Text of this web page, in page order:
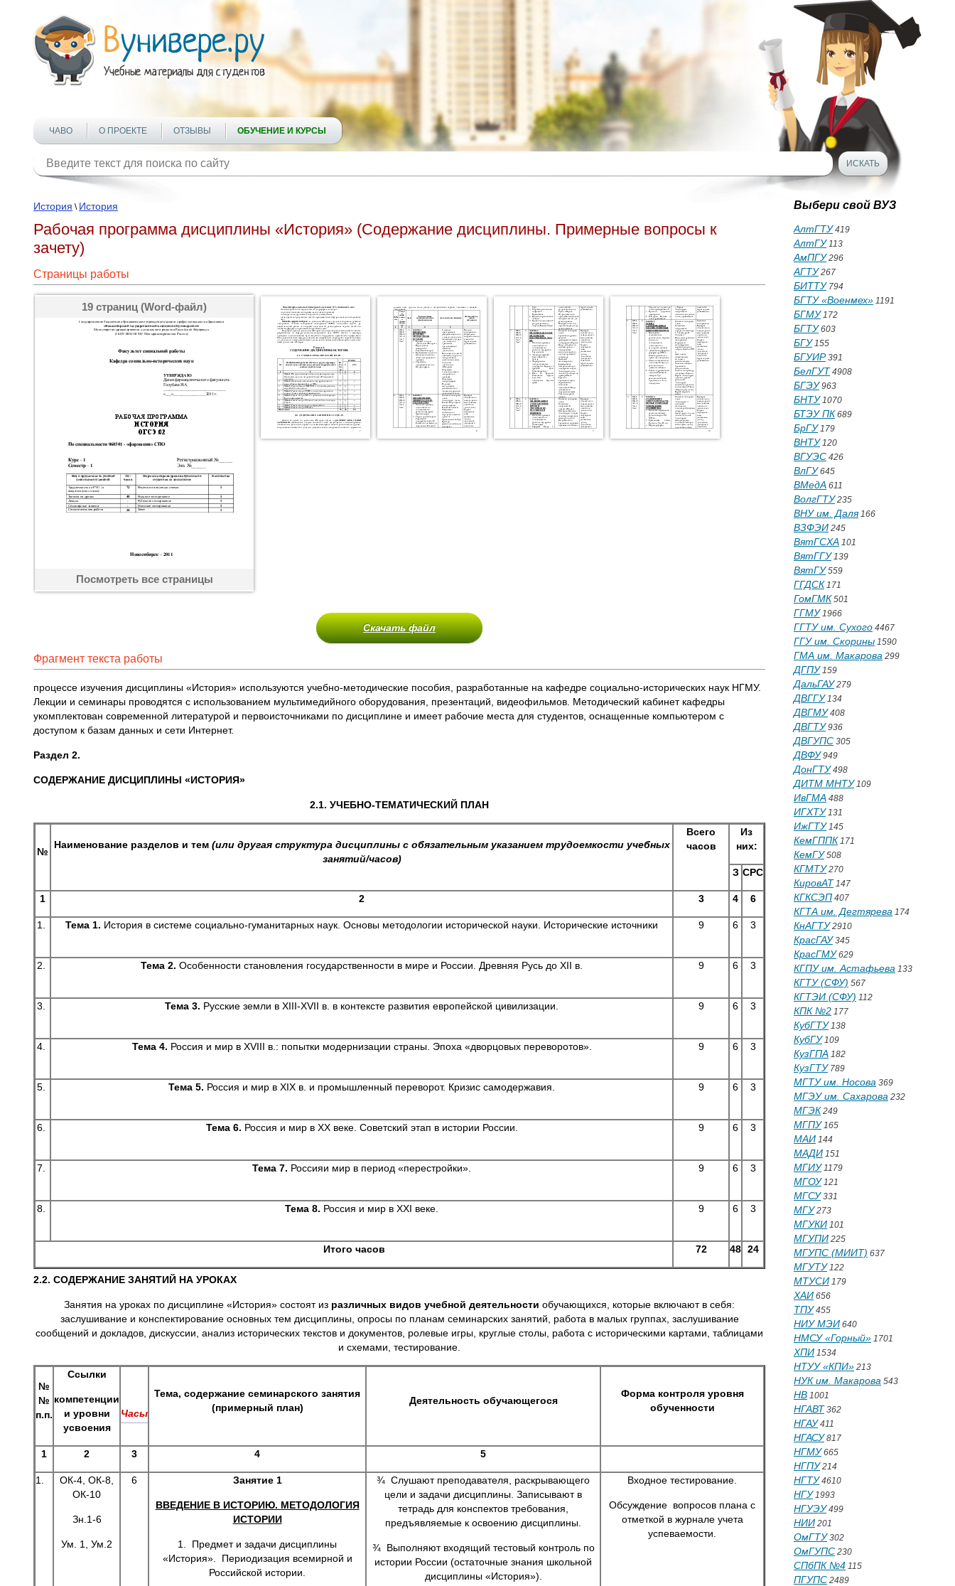
ЧАВО О ПРОЕКТЕ ОТЗЫВЫ ОБУЧЕНИЕ И КУРСЫ
История \ История
Рабочая программа дисциплины «История» (Содержание дисциплины. Примерные вопросы к
зачету)
Страницы работы
19 страниц (Word-файл)
Посмотреть все страницы
Скачать файл
Фрагмент текста работы
процессе изучения дисциплины «История» используются учебно-методические пособия, разработанные на кафедре социально-исторических наук НГМУ.
Лекции и семинары проводятся с использованием мультимедийного оборудования, презентаций, видеофильмов. Методический кабинет кафедры
укомплектован современной литературой и первоисточниками по дисциплине и имеет рабочие места для студентов, оснащенные компьютером с
доступом к базам данных и сети Интернет.
Раздел 2.
СОДЕРЖАНИЕ ДИСЦИПЛИНЫ «ИСТОРИЯ»
2.1. УЧЕБНО-ТЕМАТИЧЕСКИЙ ПЛАН
№
Наименование разделов и тем (или другая структура дисциплины с обязательным указанием трудоемкости учебных
занятий/часов)
Всего
часов
Из
них:
З СРС
1 2 3 4 6
1. Тема 1. История в системе социально-гуманитарных наук. Основы методологии исторической науки. Исторические источники 9 6 3
2. Тема 2. Особенности становления государственности в мире и России. Древняя Русь до XII в. 9 6 3
3. Тема 3. Русские земли в XIII-XVII в. в контексте развития европейской цивилизации. 9 6 3
4. Тема 4. Россия и мир в XVIII в.: попытки модернизации страны. Эпоха «дворцовых переворотов». 9 6 3
5. Тема 5. Россия и мир в XIX в. и промышленный переворот. Кризис самодержавия. 9 6 3
6. Тема 6. Россия и мир в ХХ веке. Советский этап в истории России. 9 6 3
7. Тема 7. Россияи мир в период «перестройки». 9 6 3
8. Тема 8. Россия и мир в XXI веке. 9 6 3
Итого часов 72 48 24
2.2. СОДЕРЖАНИЕ ЗАНЯТИЙ НА УРОКАХ
Занятия на уроках по дисциплине «История» состоят из различных видов учебной деятельности обучающихся, которые включают в себя:
заслушивание и конспектирование основных тем дисциплины, опросы по планам семинарских занятий, работа в малых группах, заслушивание
сообщений и докладов, дискуссии, анализ исторических текстов и документов, ролевые игры, круглые столы, работа с историческими картами, таблицами
и схемами, тестирование.
№
№
п.п.
Ссылки
компетенции
и уровни
усвоения
Часы
Тема, содержание семинарского занятия
(примерный план)
Деятельность обучающегося
Форма контроля уровня
обученности
1 2 3 4 5
1.
ОК-4, ОК-8,
ОК-10
Зн.1-6
Ум. 1, Ум.2
6 Занятие 1
ВВЕДЕНИЕ В ИСТОРИЮ. МЕТОДОЛОГИЯ
ИСТОРИИ
1. Предмет и задачи дисциплины
«История». Периодизация всемирной и
Российской истории.
¾ Слушают преподавателя, раскрывающего
цели и задачи дисциплины. Записывают в
тетрадь для конспектов требования,
предъявляемые к освоению дисциплины.
¾ Выполняют входящий тестовый контроль по
истории России (остаточные знания школьной
дисциплины «История»).
Входное тестирование.
Обсуждение вопросов плана с
отметкой в журнале учета
успеваемости.
Выбери свой ВУЗ
АлтГТУ419
АлтГУ113
АмПГУ296
АГТУ267
БИТТУ794
БГТУ «Военмех» 1191
БГМУ172
БГТУ603
БГУ155
БГУИР391
БелГУТ 4908
БГЭУ963
БНТУ1070
БТЭУ ПК 689
БрГУ179
ВНТУ120
ВГУЭС 426
ВлГУ645
ВМедА 611
ВолгГТУ235
ВНУ им. Даля166
ВЗФЭИ 245
ВятГСХА 101
ВятГГУ139
ВятГУ559
ГГДСК 171
ГомГМК 501
ГГМУ1966
ГГТУ им. Сухого 4467
ГГУ им. Скорины 1590
ГМА им. Макарова 299
ДГПУ159
ДальГАУ279
ДВГГУ134
ДВГМУ408
ДВГТУ936
ДВГУПС 305
ДВФУ949
ДонГТУ498
ДИТМ МНТУ109
ИвГМА 488
ИГХТУ131
ИжГТУ145
КемГППК 171
КемГУ508
КГМТУ270
КировАТ 147
КГКСЭП 407
КГТА им. Дегтярева 174
КнАГТУ2910
КрасГАУ345
КрасГМУ629
КГПУ им. Астафьева 133
КГТУ (СФУ) 567
КГТЭИ (СФУ) 112
КПК №2 177
КубГТУ138
КубГУ109
КузГПА 182
КузГТУ789
МГТУ им. Носова 369
МГЭУ им. Сахарова 232
МГЭК 249
МГПУ165
МАИ 144
МАДИ 151
МГИУ1179
МГОУ121
МГСУ331
МГУ273
МГУКИ 101
МГУПИ 225
МГУПС (МИИТ) 637
МГУТУ122
МТУСИ 179
ХАИ 656
ТПУ455
НИУ МЭИ 640
НМСУ «Горный» 1701
ХПИ 1534
НТУУ «КПИ» 213
НУК им. Макарова 543
НВ 1001
НГАВТ 362
НГАУ411
НГАСУ817
НГМУ665
НГПУ214
НГТУ4610
НГУ1993
НГУЭУ499
НИИ 201
ОмГТУ302
ОмГУПС 230
СПбПК №4 115
ПГУПС 2489